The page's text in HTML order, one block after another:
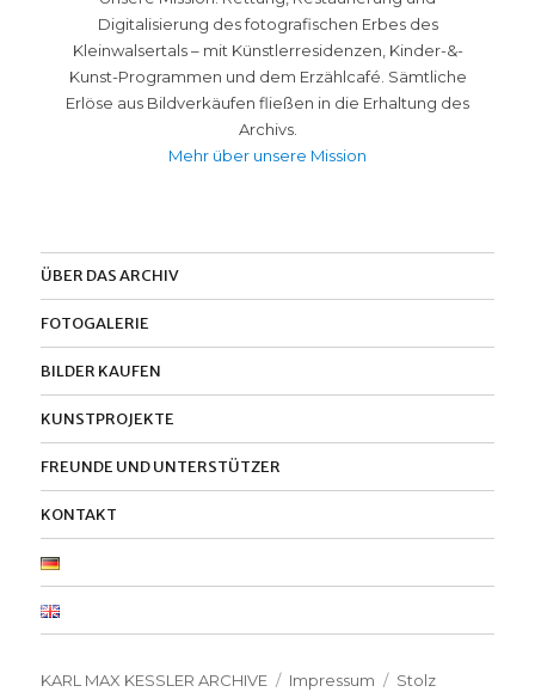
Digitalisierung des fotografischen Erbes des
Kleinwalsertals – mit Künstlerresidenzen, Kinder-&-
Kunst-Programmen und dem Erzählcafé. Sämtliche
Erlöse aus Bildverkäufen fließen in die Erhaltung des
Archivs.
Mehr über unsere Mission
ÜBER DAS ARCHIV
FOTOGALERIE
BILDER KAUFEN
KUNSTPROJEKTE
FREUNDE UND UNTERSTÜTZER
KONTAKT
KARL MAX KESSLER ARCHIVE Impressum
Stolz